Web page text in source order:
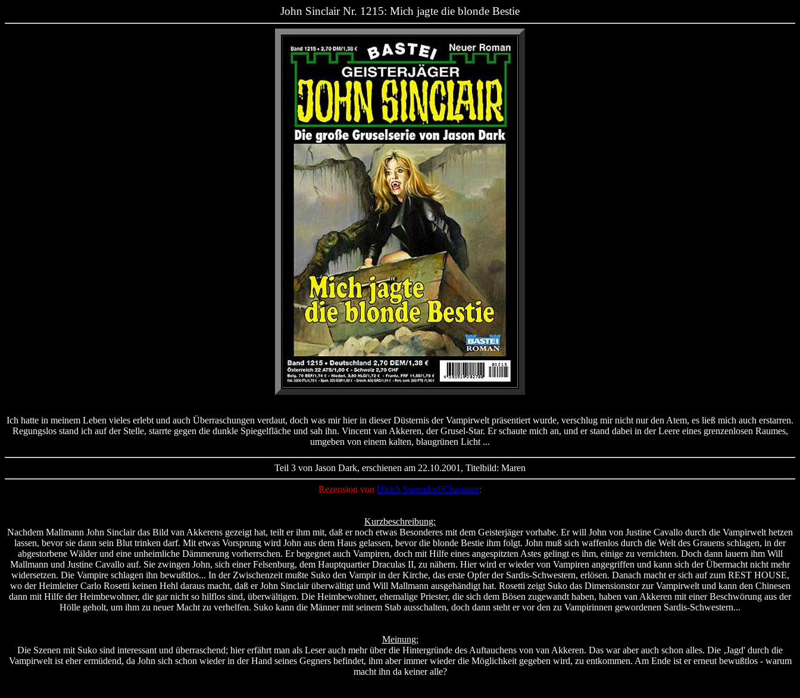
John Sinclair Nr. 1215: Mich jagte die blonde Bestie
Ich hatte in meinem Leben vieles erlebt und auch Überraschungen verdaut, doch was mir hier in dieser Düsternis der Vampirwelt präsentiert wurde, verschlug mir nicht nur den Atem, es ließ mich auch erstarren.
Regungslos stand ich auf der Stelle, starrte gegen die dunkle Spiegelfläche und sah ihn. Vincent van Akkeren, der Grusel-Star. Er schaute mich an, und er stand dabei in der Leere eines grenzenlosen Raumes,
umgeben von einem kalten, blaugrünen Licht ...
Teil 3 von Jason Dark, erschienen am 22.10.2001, Titelbild: Maren
Rezension von Ulrich Surendorf/Chapman:
Kurzbeschreibung:
Nachdem Mallmann John Sinclair das Bild van Akkerens gezeigt hat, teilt er ihm mit, daß er noch etwas Besonderes mit dem Geisterjäger vorhabe. Er will John von Justine Cavallo durch die Vampirwelt hetzen
lassen, bevor sie dann sein Blut trinken darf. Mit etwas Vorsprung wird John aus dem Haus gelassen, bevor die blonde Bestie ihm folgt. John muß sich waffenlos durch die Welt des Grauens schlagen, in der
abgestorbene Wälder und eine unheimliche Dämmerung vorherrschen. Er begegnet auch Vampiren, doch mit Hilfe eines angespitzten Astes gelingt es ihm, einige zu vernichten. Doch dann lauern ihm Will
Mallmann und Justine Cavallo auf. Sie zwingen John, sich einer Felsenburg, dem Hauptquartier Draculas II, zu nähern. Hier wird er wieder von Vampiren angegriffen und kann sich der Übermacht nicht mehr
widersetzen. Die Vampire schlagen ihn bewußtlos... In der Zwischenzeit mußte Suko den Vampir in der Kirche, das erste Opfer der Sardis-Schwestern, erlösen. Danach macht er sich auf zum REST HOUSE,
wo der Heimleiter Carlo Rosetti keinen Hehl daraus macht, daß er John Sinclair überwältigt und Will Mallmann ausgehändigt hat. Rosetti zeigt Suko das Dimensionstor zur Vampirwelt und kann den Chinesen
dann mit Hilfe der Heimbewohner, die gar nicht so hilflos sind, überwältigen. Die Heimbewohner, ehemalige Priester, die sich dem Bösen zugewandt haben, haben van Akkeren mit einer Beschwörung aus der
Hölle geholt, um ihm zu neuer Macht zu verhelfen. Suko kann die Männer mit seinem Stab ausschalten, doch dann steht er vor den zu Vampirinnen gewordenen Sardis-Schwestern...
Meinung:
Die Szenen mit Suko sind interessant und überraschend; hier erfährt man als Leser auch mehr über die Hintergründe des Auftauchens von van Akkeren. Das war aber auch schon alles. Die ‚Jagd' durch die
Vampirwelt ist eher ermüdend, da John sich schon wieder in der Hand seines Gegners befindet, ihm aber immer wieder die Möglichkeit gegeben wird, zu entkommen. Am Ende ist er erneut bewußtlos - warum
macht ihn da keiner alle?